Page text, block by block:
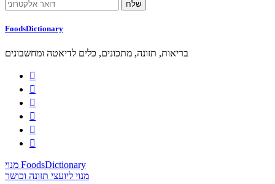
FoodsDictionary
בריאות, תזונה, מתכונים, כלים לדיאטה ומחשבונים






מנוי FoodsDictionary
מנוי ליועצי תזונה וכושר